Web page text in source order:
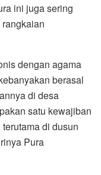
ini juga sering
dengan agama
berasal
di desa
satu kewajiban
di dusun
Pura